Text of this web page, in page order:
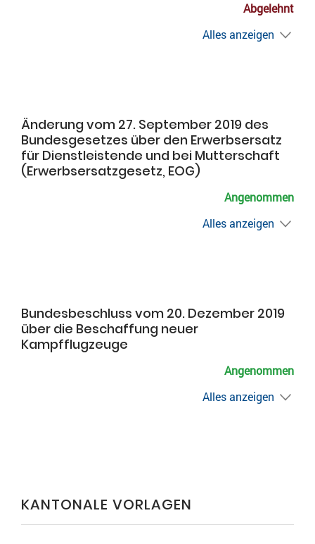
Abgelehnt
Alles anzeigen
Änderung vom 27. September 2019 des
Bundesgesetzes über den Erwerbsersatz
für Dienstleistende und bei Mutterschaft
(Erwerbsersatzgesetz, EOG)
Angenommen
Alles anzeigen
Bundesbeschluss vom 20. Dezember 2019
über die Beschaffung neuer
Kampfflugzeuge
Angenommen
Alles anzeigen
KANTONALE VORLAGEN